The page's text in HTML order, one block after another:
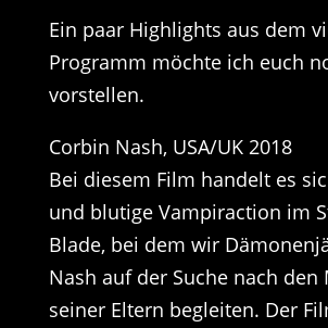
Ein paar Highlights aus dem
Programm möchte ich euch
vorstellen.
Corbin Nash, USA/UK 2018
Bei diesem Film handelt es
und blutige Vampiraction im
Blade, bei dem wir
Nash auf der Suche nach den
seiner Eltern begleiten. Der